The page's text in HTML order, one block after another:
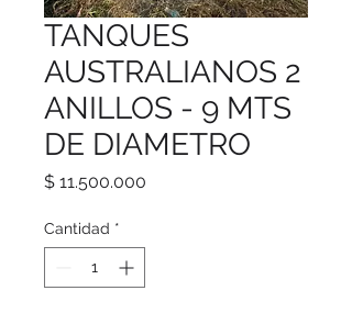
TANQUES
AUSTRALIANOS 2
ANILLOS - 9 MTS
DE DIAMETRO
$ 11.500.000
Cantidad *